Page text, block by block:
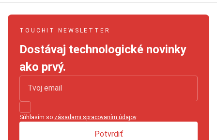
TOUCHIT NEWSLETTER
Dostávaj technologické novinky
ako prvý.
Súhlasím so zásadami spracovaním údajov.
Potvrdiť